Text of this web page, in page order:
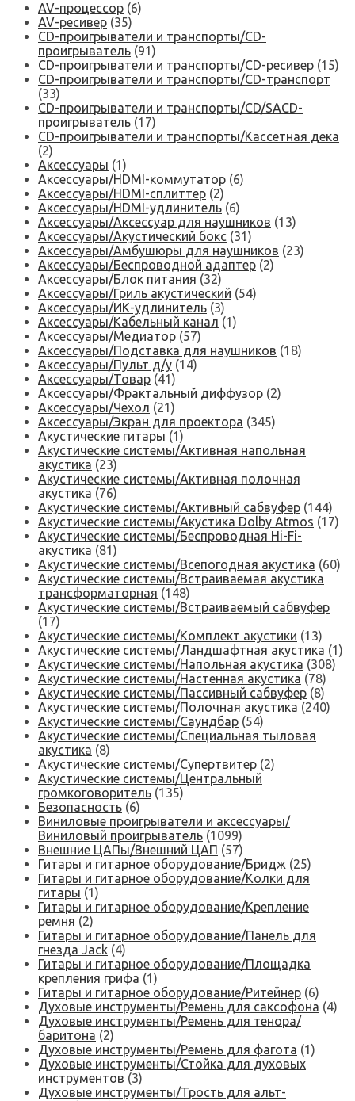
AV-процессор (6)
AV-ресивер (35)
CD-проигрыватели и транспорты/CD-
проигрыватель (91)
CD-проигрыватели и транспорты/CD-ресивер (15)
CD-проигрыватели и транспорты/CD-транспорт
(33)
CD-проигрыватели и транспорты/CD/SACD-
проигрыватель (17)
CD-проигрыватели и транспорты/Кассетная дека
(2)
Аксессуары (1)
Аксессуары/HDMI-коммутатор (6)
Аксессуары/HDMI-сплиттер (2)
Аксессуары/HDMI-удлинитель (6)
Аксессуары/Аксессуар для наушников (13)
Аксессуары/Акустический бокс (31)
Аксессуары/Амбушюры для наушников (23)
Аксессуары/Беспроводной адаптер (2)
Аксессуары/Блок питания (32)
Аксессуары/Гриль акустический (54)
Аксессуары/ИК-удлинитель (3)
Аксессуары/Кабельный канал (1)
Аксессуары/Медиатор (57)
Аксессуары/Подставка для наушников (18)
Аксессуары/Пульт д/у (14)
Аксессуары/Товар (41)
Аксессуары/Фрактальный диффузор (2)
Аксессуары/Чехол (21)
Аксессуары/Экран для проектора (345)
Акустические гитары (1)
Акустические системы/Активная напольная
акустика (23)
Акустические системы/Активная полочная
акустика (76)
Акустические системы/Активный сабвуфер (144)
Акустические системы/Акустика Dolby Atmos (17)
Акустические системы/Беспроводная Hi-Fi-
акустика (81)
Акустические системы/Всепогодная акустика (60)
Акустические системы/Встраиваемая акустика
трансформаторная (148)
Акустические системы/Встраиваемый сабвуфер
(17)
Акустические системы/Комплект акустики (13)
Акустические системы/Ландшафтная акустика (1)
Акустические системы/Напольная акустика (308)
Акустические системы/Настенная акустика (78)
Акустические системы/Пассивный сабвуфер (8)
Акустические системы/Полочная акустика (240)
Акустические системы/Саундбар (54)
Акустические системы/Специальная тыловая
акустика (8)
Акустические системы/Супертвитер (2)
Акустические системы/Центральный
громкоговоритель (135)
Безопасность (6)
Виниловые проигрыватели и аксессуары/
Виниловый проигрыватель (1099)
Внешние ЦАПы/Внешний ЦАП (57)
Гитары и гитарное оборудование/Бридж (25)
Гитары и гитарное оборудование/Колки для
гитары (1)
Гитары и гитарное оборудование/Крепление
ремня (2)
Гитары и гитарное оборудование/Панель для
гнезда Jack (4)
Гитары и гитарное оборудование/Площадка
крепления грифа (1)
Гитары и гитарное оборудование/Ритейнер (6)
Духовые инструменты/Ремень для саксофона (4)
Духовые инструменты/Ремень для тенора/
баритона (2)
Духовые инструменты/Ремень для фагота (1)
Духовые инструменты/Стойка для духовых
инструментов (3)
Духовые инструменты/Трость для альт-